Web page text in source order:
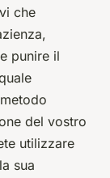
che
punire il
del vostro
utilizzare
sua